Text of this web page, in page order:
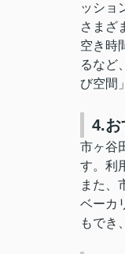
ッショ
さまざ
空き時
るなど
び空間
4.お
市ヶ谷
す。利
また、
ベーカ
もでき